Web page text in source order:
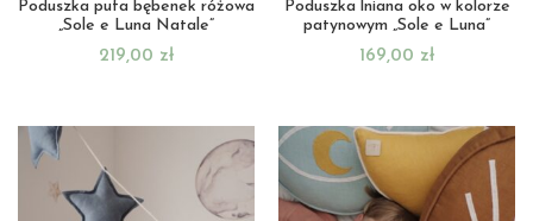
Poduszka pufa bębenek różowa
„Sole e Luna Natale”
219,00 zł
Poduszka lniana oko w kolorze
patynowym „Sole e Luna”
169,00 zł